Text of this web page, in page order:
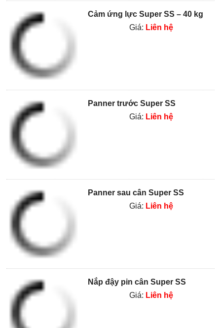
Cảm ứng lực Super SS – 40 kg
Giá: Liên hệ
Panner trước Super SS
Giá: Liên hệ
Panner sau cân Super SS
Giá: Liên hệ
Nắp đậy pin cân Super SS
Giá: Liên hệ